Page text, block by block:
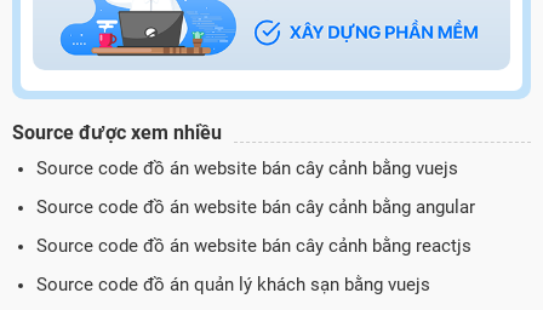
Source được xem nhiều
Source code đồ án website bán cây cảnh bằng vuejs
Source code đồ án website bán cây cảnh bằng angular
Source code đồ án website bán cây cảnh bằng reactjs
Source code đồ án quản lý khách sạn bằng vuejs